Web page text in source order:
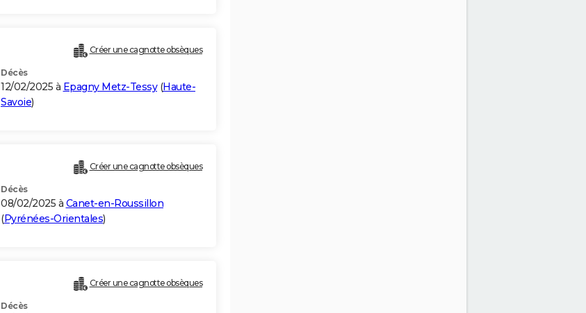
Créer une cagnotte obsèques
Décès
12/02/2025 à Epagny Metz-Tessy(Haute-
Savoie)
Créer une cagnotte obsèques
Décès
08/02/2025 à Canet-en-Roussillon
(Pyrénées-Orientales)
Créer une cagnotte obsèques
Décès